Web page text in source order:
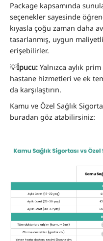
Package kapsamında
seçenekler sayesinde
kıyasla çoğu zaman daha
tasarlanmış, uygun
erişebilirler.
💡İpucu: Yalnızca aylık
hastane hizmetleri ve ek
da karşılaştırın.
Kamu ve Özel Sağlık
buradan göz atabilirsiniz: